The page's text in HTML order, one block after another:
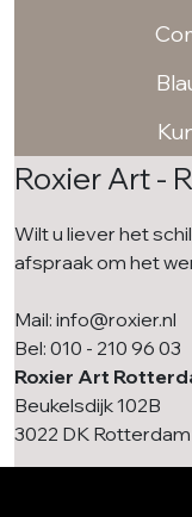
Roxier Art -
Wilt u liever het
afspraak om het
Mail: info@roxier.nl
Bel: 010 - 210 96 03
Roxier Art
Beukelsdijk 102B
3022 DK Rotterdam